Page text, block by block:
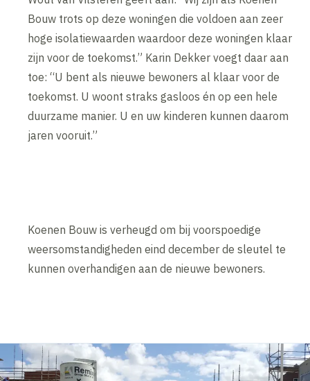
Bouw trots op deze woningen die voldoen aan zeer
hoge isolatiewaarden waardoor deze woningen klaar
zijn voor de toekomst.” Karin Dekker voegt daar aan
toe: “U bent als nieuwe bewoners al klaar voor de
toekomst. U woont straks gasloos én op een hele
duurzame manier. U en uw kinderen kunnen daarom
jaren vooruit.”
Koenen Bouw is verheugd om bij voorspoedige
weersomstandigheden eind december de sleutel te
kunnen overhandigen aan de nieuwe bewoners.